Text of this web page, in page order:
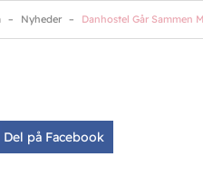
Nyheder Danhostel Går Sammen
Del på Facebook